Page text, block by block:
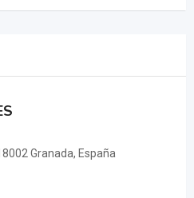
Granada, España